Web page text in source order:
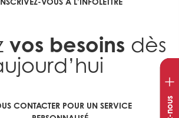
de
vos besoins dès
CONTACTER POUR UN SERVICE